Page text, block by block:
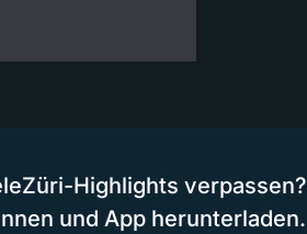
Highlights verpassen?
und App herunterladen.